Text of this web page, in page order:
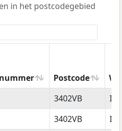
in het postcodegebied
Postcode
Postcode
3402VB
3402VB